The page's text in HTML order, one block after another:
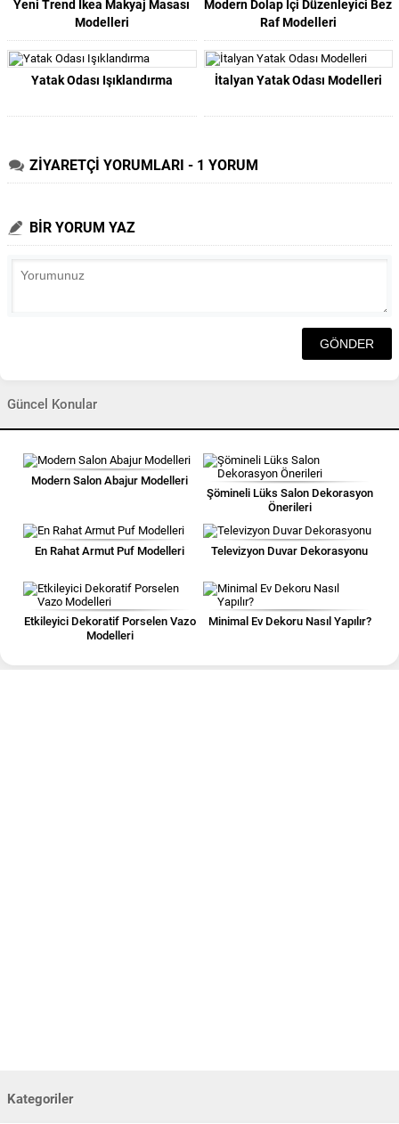
Yeni Trend İkea Makyaj Masası
Modelleri
Modern Dolap İçi Düzenleyici Bez
Raf Modelleri
Yatak Odası Işıklandırma İtalyan Yatak Odası Modelleri
ZİYARETÇİ YORUMLARI - 1 YORUM
BİR YORUM YAZ
Güncel Konular
Modern Salon Abajur Modelleri
Şömineli Lüks Salon Dekorasyon
Önerileri
En Rahat Armut Puf Modelleri Televizyon Duvar Dekorasyonu
Etkileyici Dekoratif Porselen Vazo
Modelleri
Minimal Ev Dekoru Nasıl Yapılır?
Kategoriler